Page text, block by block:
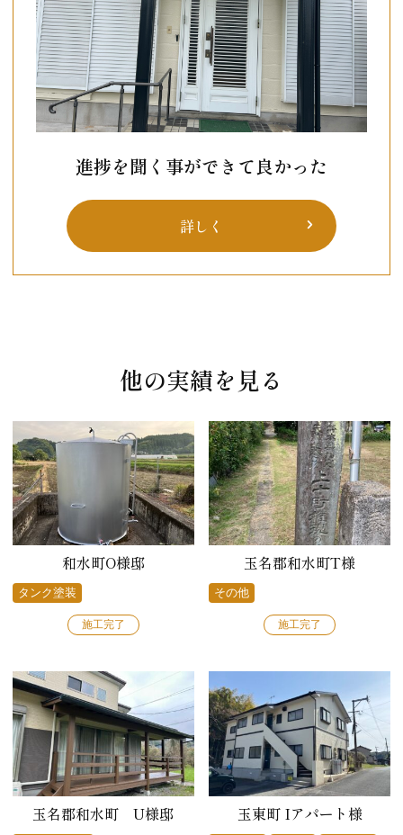
進捗を聞く事ができて良かった
詳しく
他の実績を見る
和水町O様邸
タンク塗装
施工完了
玉名郡和水町T様
その他
施工完了
玉名郡和水町 U様邸 玉東町 Iアパート様